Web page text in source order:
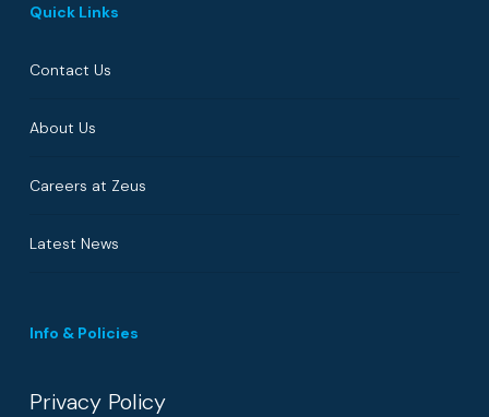
Quick Links
Contact Us
About Us
Careers at Zeus
Latest News
Info & Policies
Privacy Policy